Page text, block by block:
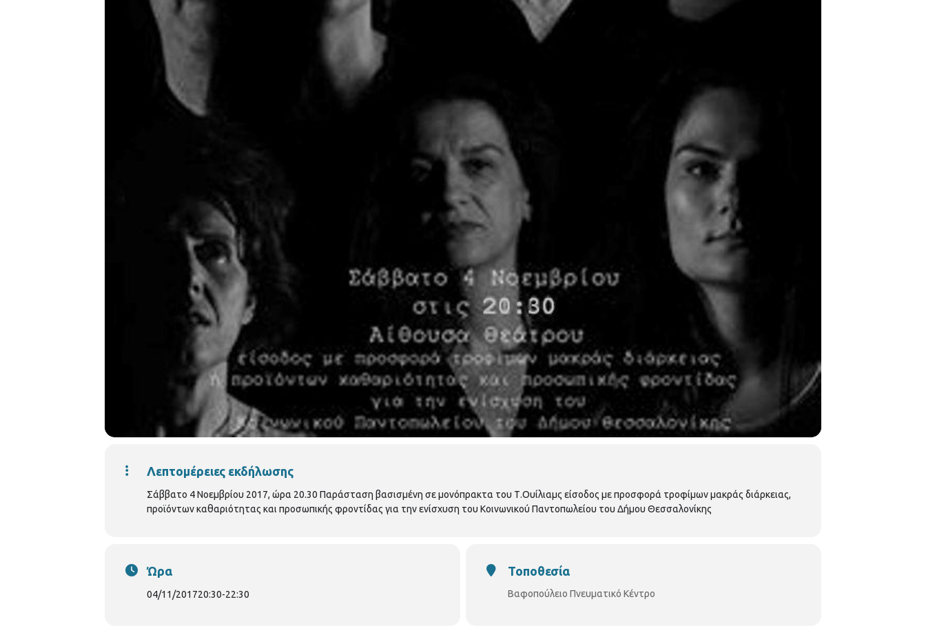
Λεπτομέρειες εκδήλωσης
Σάββατο 4 Νοεμβρίου 2017, ώρα 20.30 Παράσταση βασισμένη σε μονόπρακτα του Τ.Ουίλιαμς είσοδος με προσφορά τροφίμων μακράς διάρκειας,
προϊόντων καθαριότητας και προσωπικής φροντίδας για την ενίσχυση του Κοινωνικού Παντοπωλείου του Δήμου Θεσσαλονίκης
Ώρα
04/11/201720:30-22:30
Τοποθεσία
Βαφοπούλειο Πνευματικό Κέντρο